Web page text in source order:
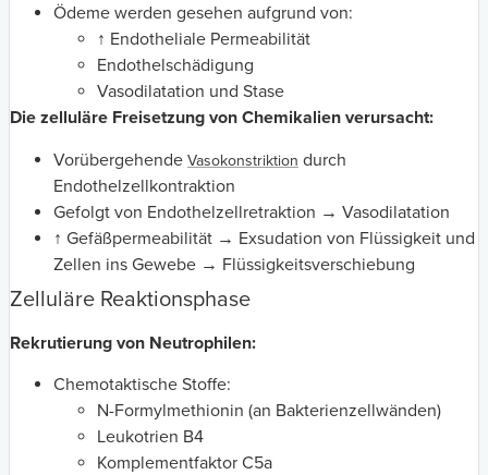
Ödeme werden gesehen aufgrund von:
↑ Endotheliale Permeabilität
Endothelschädigung
Vasodilatation und Stase
Die zelluläre Freisetzung von Chemikalien verursacht:
Vorübergehende Vasokonstriktion durch
Endothelzellkontraktion
Gefolgt von Endothelzellretraktion → Vasodilatation
↑ Gefäßpermeabilität → Exsudation von Flüssigkeit und
Zellen ins Gewebe → Flüssigkeitsverschiebung
Zelluläre Reaktionsphase
Rekrutierung von Neutrophilen:
Chemotaktische Stoffe:
N-Formylmethionin (an Bakterienzellwänden)
Leukotrien B4
Komplementfaktor C5a